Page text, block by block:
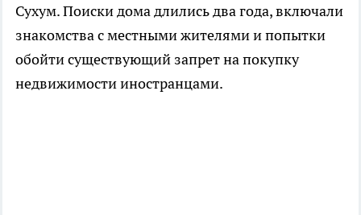
Сухум. Поиски дома длились два года, включали
знакомства с местными жителями и попытки
обойти существующий запрет на покупку
недвижимости иностранцами.